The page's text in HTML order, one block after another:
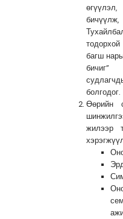
бичүүлж,
багш
бичиг”
болгодог.
Өөрийн
жилээр